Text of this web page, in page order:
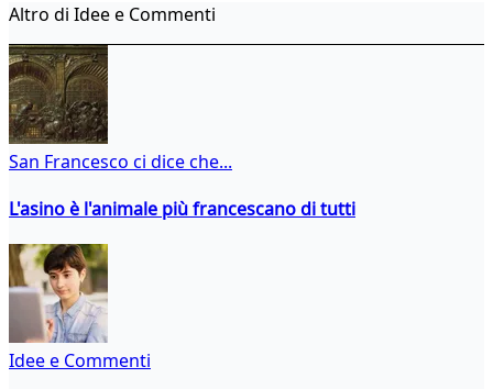
Altro di Idee e Commenti
San Francesco ci dice che...
L'asino è l'animale più francescano di tutti
Idee e Commenti